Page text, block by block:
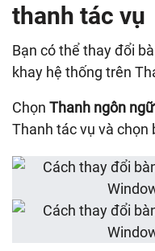
thanh tác vụ
Bạn có thể thay đổi
khay hệ thống trên
Chọn Thanh ngôn ngữ
Thanh tác vụ và chọn